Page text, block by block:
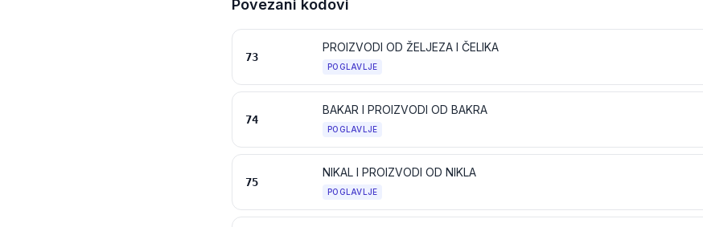
Povezani kodovi
73
PROIZVODI OD ŽELJEZA I ČELIKA
POGLAVLJE
74
BAKAR I PROIZVODI OD BAKRA
POGLAVLJE
75
NIKAL I PROIZVODI OD NIKLA
POGLAVLJE